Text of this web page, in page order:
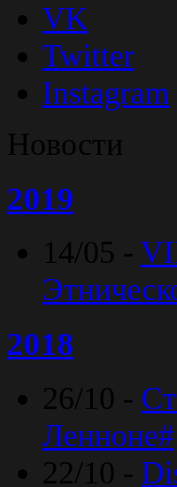
VK
Twitter
Instagram
Новости
2019
14/05 -
2018
26/10 -
Ленноне#
22/10 -